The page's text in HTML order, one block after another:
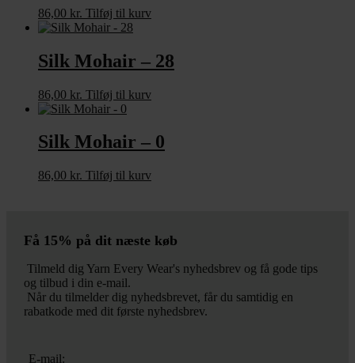
86,00 kr. Tilføj til kurv
Silk Mohair – 28
86,00 kr. Tilføj til kurv
Silk Mohair – 0
86,00 kr. Tilføj til kurv
Få 15% på dit næste køb
Tilmeld dig Yarn Every Wear's nyhedsbrev og få gode tips
og tilbud i din e-mail.
Når du tilmelder dig nyhedsbrevet, får du samtidig en
rabatkode med dit første nyhedsbrev.
E-mail: